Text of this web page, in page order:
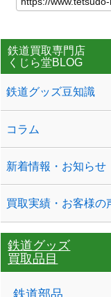
鉄道買取専門店
くじら堂BLOG
鉄道グッズ豆知識
コラム
新着情報・お知らせ
買取実績・お客様の
鉄道グッズ
買取品目